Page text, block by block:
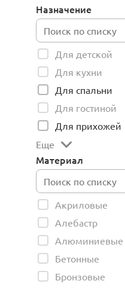
Назначение
Для детской
Для кухни
Для спальни
Для гостиной
Для прихожей
Еще
Материал
Акриловые
Алебастр
Алюминиевые
Бетонные
Бронзовые